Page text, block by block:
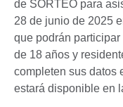
de SORTEO para
28 de junio de 2025
que podrán
de 18 años y
completen sus datos
estará disponible en